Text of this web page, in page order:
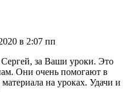
в 2:07 пп
за Ваши уроки. Это
Они очень помогают в
на уроках. Удачи и